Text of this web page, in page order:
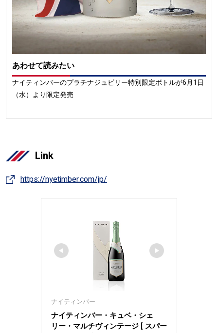
あわせて読みたい
ナイティンバーのプラチナジュビリー特別限定ボトルが6月1日
（水）より限定発売
Link
https://nyetimber.com/jp/
ナイティンバー
ナイティンバー・キュベ・シェ
リー・マルチヴィンテージ [ スパー